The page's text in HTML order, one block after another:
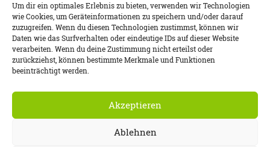
Um dir ein optimales Erlebnis zu bieten, verwenden wir Technologien
wie Cookies, um Geräteinformationen zu speichern und/oder darauf
zuzugreifen. Wenn du diesen Technologien zustimmst, können wir
Daten wie das Surfverhalten oder eindeutige IDs auf dieser Website
verarbeiten. Wenn du deine Zustimmung nicht erteilst oder
zurückziehst, können bestimmte Merkmale und Funktionen
beeinträchtigt werden.
Akzeptieren
Ablehnen
IMPRESSUM COOKIE-RICHTLINIE (EU)